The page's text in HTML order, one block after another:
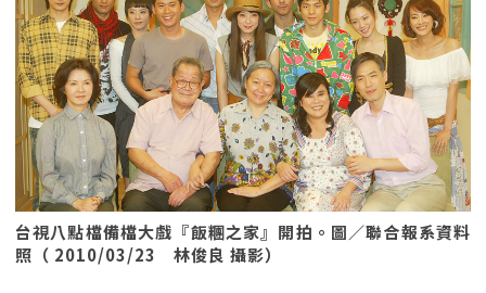
台視八點檔備檔大戲『飯糰之家』開拍。圖／聯合報系資料
照（ 2010/03/23 林俊良 攝影）